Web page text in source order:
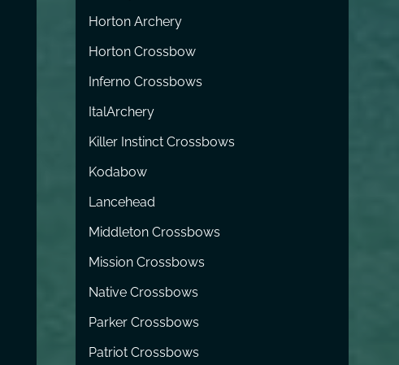
Horton Archery
Horton Crossbow
Inferno Crossbows
ItalArchery
Killer Instinct Crossbows
Kodabow
Lancehead
Middleton Crossbows
Mission Crossbows
Native Crossbows
Parker Crossbows
Patriot Crossbows